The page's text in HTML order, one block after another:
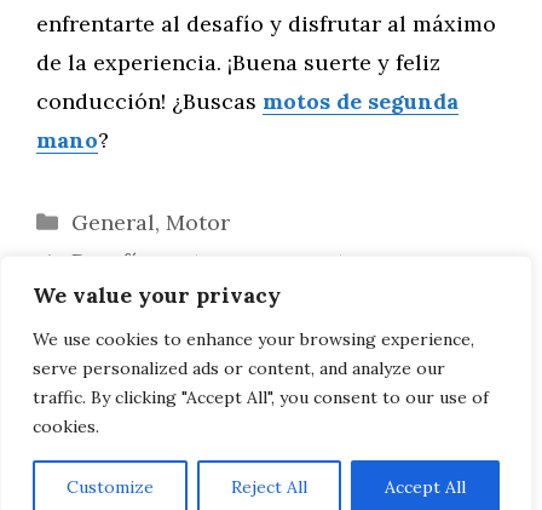
We value your privacy
We use cookies to enhance your browsing experience,
serve personalized ads or content, and analyze our
traffic. By clicking "Accept All", you consent to our use of
cookies.
Customize Reject All Accept All
enfrentarte al desafío y disfrutar al máximo
de la experiencia. ¡Buena suerte y feliz
conducción! ¿Buscas motos de segunda
mano?
Categorías
General, Motor
Desafíos extremos en moto: carreras y
rallies para los más audaces
El Futuro de las Baterías y la Autonomía
en Motocicletas Eléctricas»
AVISO LEGAL, POLITICA DE PRIVACIDAD, COOKIES